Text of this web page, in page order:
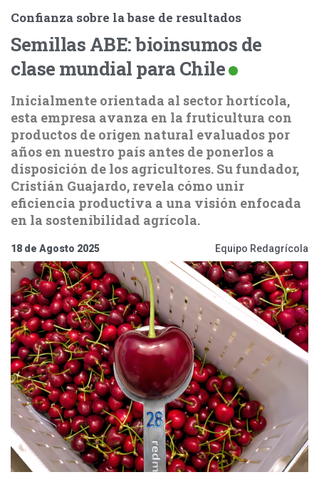
Confianza sobre la base de resultados
Semillas ABE: bioinsumos de
clase mundial para Chile
Inicialmente orientada al sector hortícola,
esta empresa avanza en la fruticultura con
productos de origen natural evaluados por
años en nuestro país antes de ponerlos a
disposición de los agricultores. Su fundador,
Cristián Guajardo, revela cómo unir
eficiencia productiva a una visión enfocada
en la sostenibilidad agrícola.
18 de Agosto 2025 Equipo Redagrícola